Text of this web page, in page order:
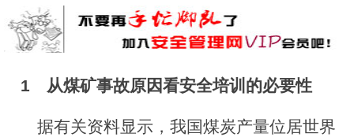
1 从煤矿事故原因看安全培训的必要性
据有关资料显示，我国煤炭产量位居世界